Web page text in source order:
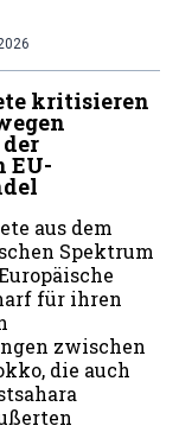
kritisieren
EU-
aus dem
Spektrum
für ihren
zwischen
die auch